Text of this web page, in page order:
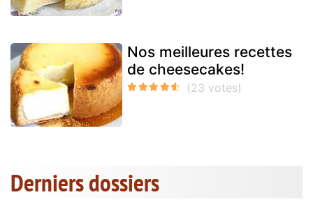
Nos meilleures recettes
de cheesecakes!
Derniers dossiers